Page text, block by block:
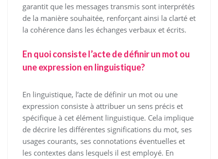
garantit que les messages transmis sont interprétés
de la manière souhaitée, renforçant ainsi la clarté et
la cohérence dans les échanges verbaux et écrits.
En quoi consiste l’acte de définir un mot ou
une expression en linguistique?
En linguistique, l’acte de définir un mot ou une
expression consiste à attribuer un sens précis et
spécifique à cet élément linguistique. Cela implique
de décrire les différentes significations du mot, ses
usages courants, ses connotations éventuelles et
les contextes dans lesquels il est employé. En